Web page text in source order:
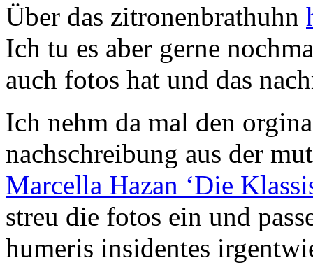
Über das zitronenbrathuhn
Ich tu es aber gerne
auch fotos hat und das
Ich nehm da mal den
nachschreibung aus der
Marcella Hazan ‘Die
streu die fotos ein und
humeris insidentes